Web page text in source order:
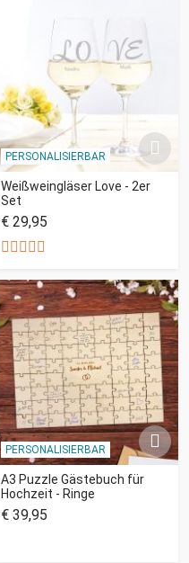
PERSONALISIERBAR
Weißweingläser Love - 2er
Set
€ 29,95
PERSONALISIERBAR
A3 Puzzle Gästebuch für
Hochzeit - Ringe
€ 39,95